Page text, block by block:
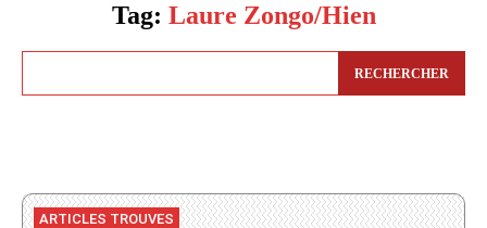
Tag: Laure Zongo/Hien
RECHERCHER
ARTICLES TROUVES